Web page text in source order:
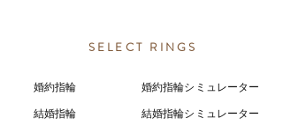
SELECT RINGS
婚約指輪
結婚指輪
婚約指輪シミュレーター
結婚指輪シミ ュレーター